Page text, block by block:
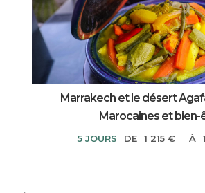
Marrakech et le désert
Marocaines et bien-
5 JOURS DE 1 215 € À